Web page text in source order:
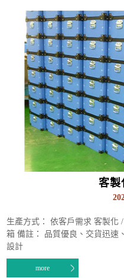
客製
生產方式： 依客戶需求 客製化
箱 備註： 品質優良、交貨迅速
設計
more